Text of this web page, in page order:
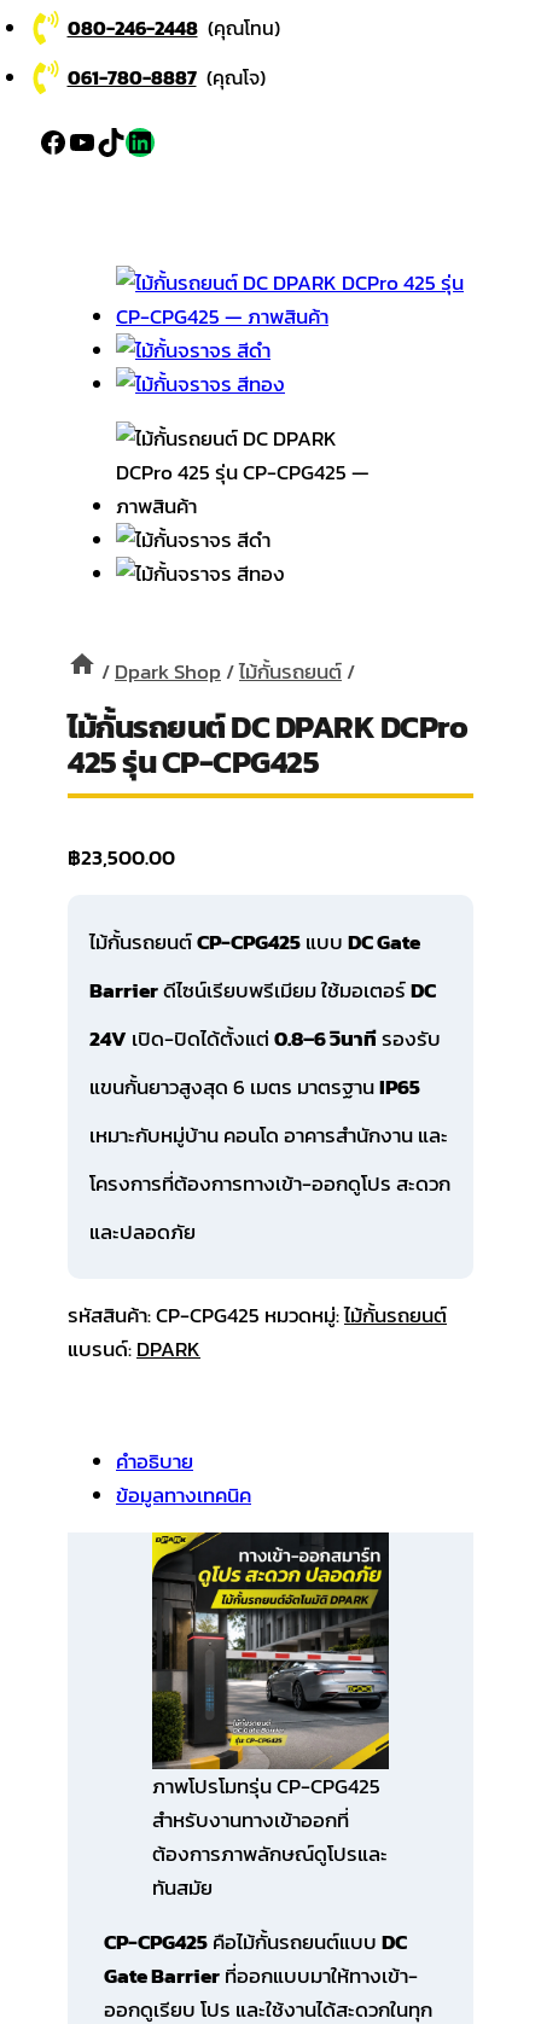
080-246-2448 (คุณโทน)
061-780-8887 (คุณโจ)
Facebook
YouTube
TikTok
LinkedIn
/Dpark Shop /ไม้กั้นรถยนต์/
ไม้กั้นรถยนต์ DC DPARK DCPro
425 รุ่น CP-CPG425
฿23,500.00
ไม้กั้นรถยนต์CP-CPG425แบบDC Gate
Barrierดีไซน์เรียบพรีเมียม ใช้มอเตอร์DC
24V เปิด-ปิดได้ตั้งแต่0.8–6 วินาทีรองรับ
แขนกั้นยาวสูงสุด 6 เมตร มาตรฐานIP65
เหมาะกับหมู่บ้าน คอนโด อาคารสำนักงาน และ
โครงการที่ต้องการทางเข้า-ออกดูโปร สะดวก
และปลอดภัย
รหัสสินค้า:CP-CPG425 หมวดหมู่:ไม้กั้นรถยนต์
แบรนด์:DPARK
คำอธิบาย
ข้อมูลทางเทคนิค
ภาพโปรโมทรุ่น CP-CPG425
สำหรับงานทางเข้าออกที่
ต้องการภาพลักษณ์ดูโปรและ
ทันสมัย
CP-CPG425คือไม้กั้นรถยนต์แบบDC
Gate Barrierที่ออกแบบมาให้ทางเข้า-
ออกดูเรียบ โปร และใช้งานได้สะดวกในทุก